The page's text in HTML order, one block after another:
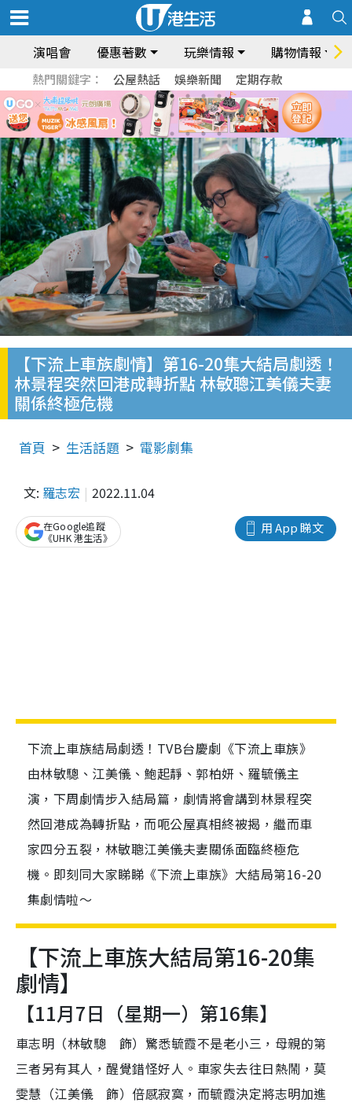
演唱會 優惠著數 玩樂情報 購物情報
熱門關鍵字： 公屋熱話 娛樂新聞 定期存款
【下流上車族劇情】第16-20集大結局劇透！
林景程突然回港成轉折點 林敏聰江美儀夫妻
關係終極危機
首頁 生活話題 電影劇集
文: 羅志宏 2022.11.04
用 App 睇文
在Google追蹤
《UHK 港生活》
下流上車族結局劇透！TVB台慶劇《下流上車族》
由林敏驄、江美儀、鮑起靜、郭柏妍、羅毓儀主
演，下周劇情步入結局篇，劇情將會講到林景程突
然回港成為轉折點，而呃公屋真相終被揭，繼而車
家四分五裂，林敏聰江美儀夫妻關係面臨終極危
機。即刻同大家睇睇《下流上車族》大結局第16-20
集劇情啦～
【下流上車族大結局第16-20集
劇情】
【11月7日（星期一）第16集】
車志明（林敏驄 飾）驚悉毓霞不是老小三，母親的第
三者另有其人，醒覺錯怪好人。車家失去往日熱鬧，莫
雯慧（江美儀 飾）倍感寂寞，而毓霞決定將志明加進